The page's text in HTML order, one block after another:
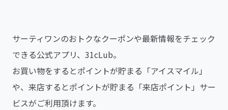
サーティワンのおトクなクーポンや最新情報をチェック
できる公式アプリ、31cLub。
お買い物をするとポイントが貯まる「アイスマイル」
や、来店するとポイントが貯まる「来店ポイント」サー
ビスがご利用頂けます。